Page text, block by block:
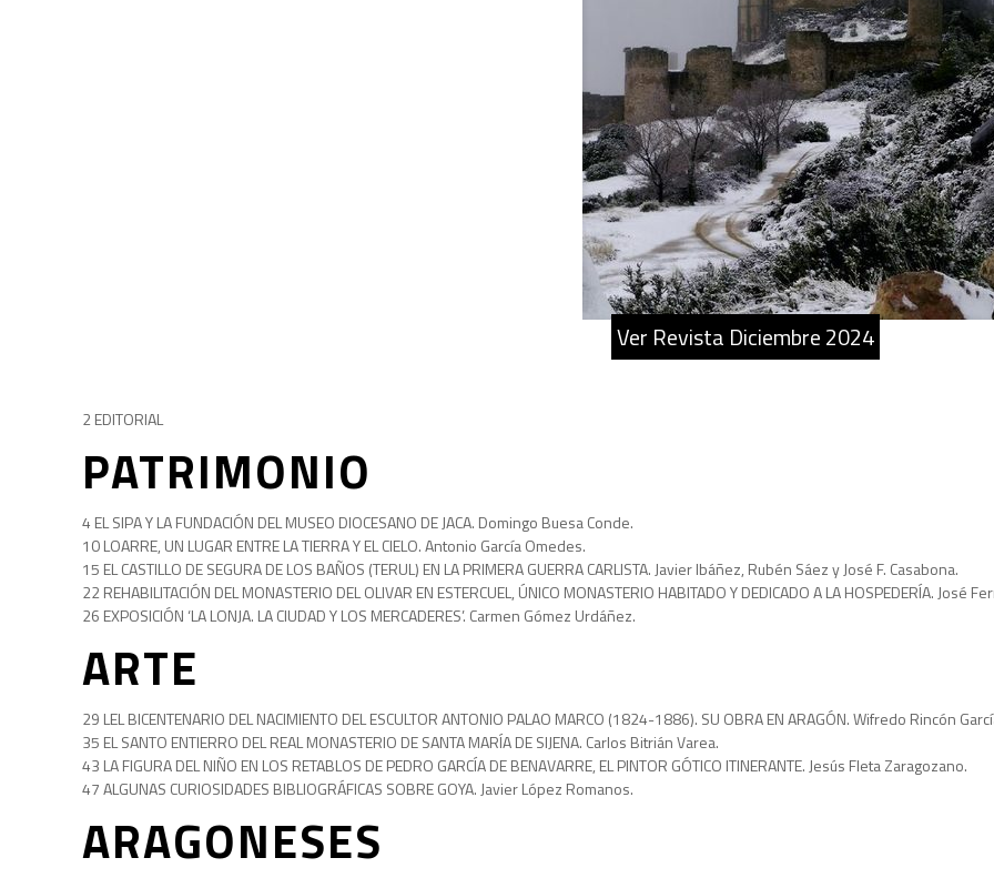
Ver Revista Diciembre 2024
2 EDITORIAL
PATRIMONIO
4 EL SIPA Y LA FUNDACIÓN DEL MUSEO DIOCESANO DE JACA. Domingo Buesa Conde.
10 LOARRE, UN LUGAR ENTRE LA TIERRA Y EL CIELO. Antonio García Omedes.
15 EL CASTILLO DE SEGURA DE LOS BAÑOS (TERUL) EN LA PRIMERA GUERRA CARLISTA. Javier Ibáñez, Rubén Sáez y José F. Casabona.
22 REHABILITACIÓN DEL MONASTERIO DEL OLIVAR EN ESTERCUEL, ÚNICO MONASTERIO HABITADO Y DEDICADO A LA HOSPEDERÍA. José
26 EXPOSICIÓN ‘LA LONJA. LA CIUDAD Y LOS MERCADERES’. Carmen Gómez Urdáñez.
ARTE
29 LEL BICENTENARIO DEL NACIMIENTO DEL ESCULTOR ANTONIO PALAO MARCO (1824-1886). SU OBRA EN ARAGÓN. Wifredo Rincón
35 EL SANTO ENTIERRO DEL REAL MONASTERIO DE SANTA MARÍA DE SIJENA. Carlos Bitrián Varea.
43 LA FIGURA DEL NIÑO EN LOS RETABLOS DE PEDRO GARCÍA DE BENAVARRE, EL PINTOR GÓTICO ITINERANTE. Jesús Fleta Zaragozano.
47 ALGUNAS CURIOSIDADES BIBLIOGRÁFICAS SOBRE GOYA. Javier López Romanos.
ARAGONESES